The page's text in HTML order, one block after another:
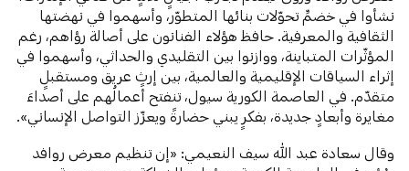
نشأوا في خضمِّ تحوّلات بنائها المتطوّر، وأسهموا في نهضتها
الثقافية والمعرفية. حافظ هؤلاء الفنانون على أصالة رؤاهم، رغم
المؤثّرات المتباينة، ووازنوا بين التقليدي والحداثي، وأسهموا في
إثراء السياقات الإقليمية والعالمية، بين إرثٍ عريق ومستقبلٍ
متقدّم. في العاصمة الكورية سيول، تنفتح أعمالُهم على أصداءَ
مغايرة وأبعادٍ جديدة، بفكرٍ يبني حضارةً ويعزّز التواصل الإنساني».
وقال سعادة عبد الله سيف النعيمي: «إن تنظيم معرض روافد